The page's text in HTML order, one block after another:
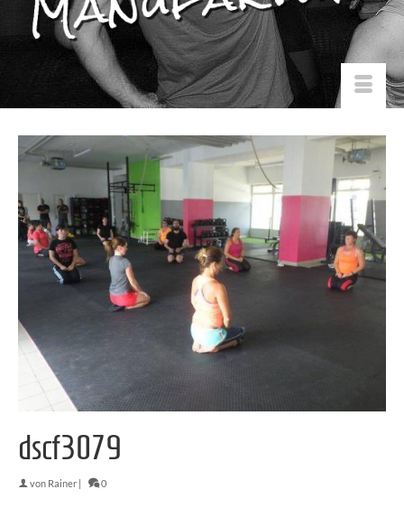
dscf3079
von Rainer 0